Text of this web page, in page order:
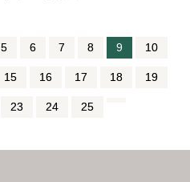
5 6 7 8 9 10
15 16 17 18 19
23 24 25